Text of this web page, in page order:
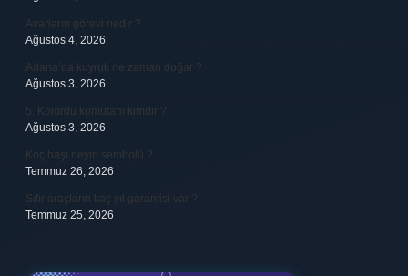
Avarların görevi nedir ?
Ağustos 4, 2026
Adana’da kuyruk ne zaman doğar ?
Ağustos 3, 2026
5. Kolordu komutanı kimdir ?
Ağustos 3, 2026
Koç başı neyin sembolü ?
Temmuz 26, 2026
Sıfır araçların kaç yıl garantisi var ?
Temmuz 25, 2026